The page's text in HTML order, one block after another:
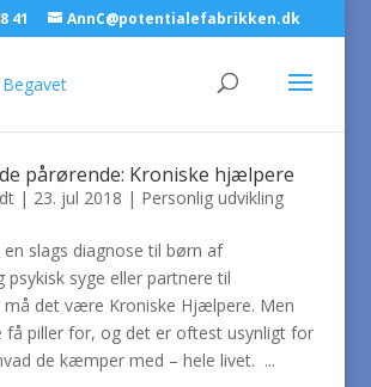
41 AnnC@potentialefabrikken.dk
pårørende: Kroniske hjælpere
| 23. jul 2018 | Personlig udvikling
en slags diagnose til børn af
psykisk syge eller partnere til
må det være Kroniske Hjælpere. Men
få piller for, og det er oftest usynligt for
de kæmper med – hele livet. ...